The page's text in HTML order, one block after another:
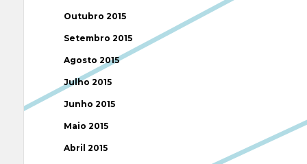
Outubro 2015
Setembro 2015
Agosto 2015
Julho 2015
Junho 2015
Maio 2015
Abril 2015